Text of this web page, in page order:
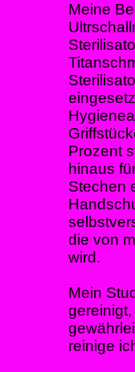
Meine
Prozent
hinaus
Stechen
die von
wird.
Mein
reinige